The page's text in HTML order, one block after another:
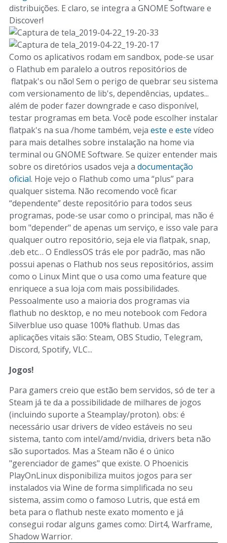
distribuições. E claro, se integra a GNOME Software e
Discover!
Como os aplicativos rodam em sandbox, pode-se usar
o Flathub em paralelo a outros repositórios de
flatpak's ou não! Sem o perigo de quebrar seu sistema
com versionamento de lib's, dependências, updates...
além de poder fazer downgrade e caso disponível,
testar programas em beta. Você pode escolher instalar
flatpak's na sua /home também, veja este e este vídeo
para mais detalhes sobre instalação na home via
terminal ou GNOME Software. Se quizer entender mais
sobre os diretórios usados veja a documentação
oficial. Hoje vejo o Flathub como uma “plus” para
qualquer sistema. Não recomendo você ficar
“dependente” deste repositório para todos seus
programas, pode-se usar como o principal, mas não é
bom "depender" de apenas um serviço, e isso vale para
qualquer outro repositório, seja ele via flatpak, snap,
.deb etc… O EndlessOS trás ele por padrão, mas não
possui apenas o Flathub nos seus repositórios, assim
como o Linux Mint que o usa como uma feature que
enriquece a sua loja com mais possibilidades.
Pessoalmente uso a maioria dos programas via
flathub no desktop, e no meu notebook com Fedora
Silverblue uso quase 100% flathub. Umas das
aplicações vitais são: Steam, OBS Studio, Telegram,
Discord, Spotify, VLC...
Jogos!
Para gamers creio que estão bem servidos, só de ter a
Steam já te da a possibilidade de milhares de jogos
(incluindo suporte a Steamplay/proton). obs: é
necessário usar drivers de vídeo estáveis no seu
sistema, tanto com intel/amd/nvidia, drivers beta não
são suportados. Mas a Steam não é o único
"gerenciador de games" que existe. O Phoenicis
PlayOnLinux disponibiliza muitos jogos para ser
instalados via Wine de forma simplificada no seu
sistema, assim como o famoso Lutris, que está em
beta para o flathub neste exato momento e já
consegui rodar alguns games como: Dirt4, Warframe,
Shadow Warrior.